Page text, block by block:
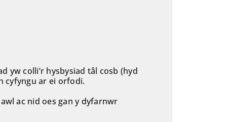
yw colli’r hysbysiad tâl cosb (hyd
cyfyngu ar ei orfodi.
ac nid oes gan y dyfarnwr